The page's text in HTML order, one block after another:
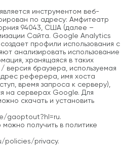
инструментом веб-
по адресу: Амфитеатр
94043, США (далее –
Сайта. Google Analytics
профили использования с
анализировать использование
хранящаяся в таких
браузера, используемая
реферера, имя хоста
время запроса к серверу),
на серверах Google. Для
скачать и установить
gaoptout?hl=ru.
получить в политике
policies/privacy.